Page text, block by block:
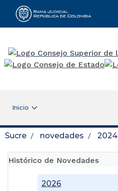
Rama Judicial
Inicio
Sucre novedades 2024
Histórico de Novedades
2026